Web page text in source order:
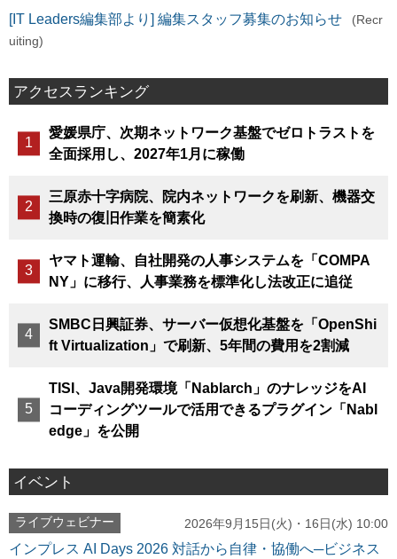
[IT Leaders編集部より] 編集スタッフ募集のお知らせ
(Recr
uiting)
アクセスランキング
愛媛県庁、次期ネットワーク基盤でゼロトラストを
全面採用し、2027年1月に稼働
三原赤十字病院、院内ネットワークを刷新、機器交
換時の復旧作業を簡素化
ヤマト運輸、自社開発の人事システムを「COMPA
NY」に移行、人事業務を標準化し法改正に追従
SMBC日興証券、サーバー仮想化基盤を「OpenShi
ft Virtualization」で刷新、5年間の費用を2割減
TISI、Java開発環境「Nablarch」のナレッジをAI
コーディングツールで活用できるプラグイン「Nabl
edge」を公開
イベント
ライブウェビナー 2026年9月15日(火)・16日(水) 10:00
インプレス AI Days 2026 対話から自律・協働へ─ビジネス